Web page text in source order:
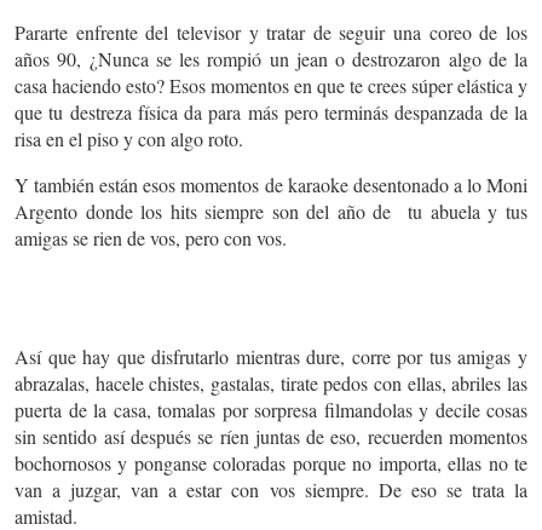
Pararte enfrente del televisor y tratar de seguir una coreo de los
años 90, ¿Nunca se les rompió un jean o destrozaron algo de la
casa haciendo esto? Esos momentos en que te crees súper elástica y
que tu destreza física da para más pero terminás despanzada de la
risa en el piso y con algo roto.
Y también están esos momentos de karaoke desentonado a lo Moni
Argento donde los hits siempre son del año de tu abuela y tus
amigas se rien de vos, pero con vos.
Así que hay que disfrutarlo mientras dure, corre por tus amigas y
abrazalas, hacele chistes, gastalas, tirate pedos con ellas, abriles las
puerta de la casa, tomalas por sorpresa filmandolas y decile cosas
sin sentido así después se ríen juntas de eso, recuerden momentos
bochornosos y ponganse coloradas porque no importa, ellas no te
van a juzgar, van a estar con vos siempre. De eso se trata la
amistad.